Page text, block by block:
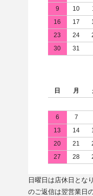
9
10
16
17
23
24
30
31
日
月
6
7
13
14
20
21
27
28
日曜日は店休日とな
のご返信は翌営業日